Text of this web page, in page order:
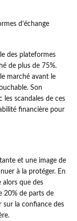
d’échange
des plateformes
de plus de 75%.
marché avant le
Son
les scandales de ces
financière pour
et une image de
à la protéger. En
alors que des
20% de parts de
sur la confiance des